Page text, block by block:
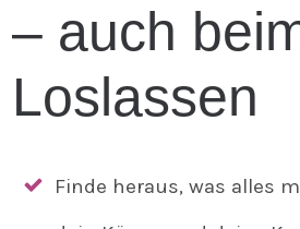
– auch
Loslassen
Finde heraus, was alles